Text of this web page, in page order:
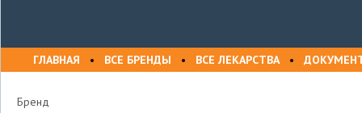
ГЛАВНАЯ • ВСЕ БРЕНДЫ • ВСЕ ЛЕКАРСТВА•
Бренд